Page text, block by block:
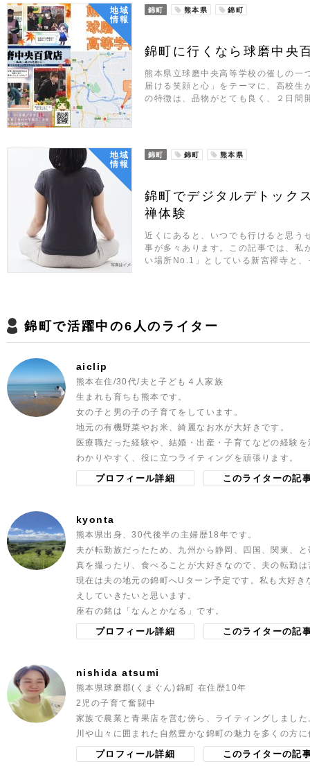
地域
情報
錦町 熊本県 錦町
錦町に行くなら球磨中央
熊本県立球磨中央高等学校の催しの一
届ける笑顔と心」をテーマに、高校
の特徴は、品物がとても良く、２日
地域
情報
錦町 錦町 熊本県
錦町でデジタルデトック
禅体験
近くにあると、いつでも行けると思う
事が多々あります。この記事では、私
い場所No.1」としている新宮禪寺と
錦町で活躍中の6人のライター
aiclip
熊本在住/30代/夫と子ども４人家族
生まれも育ちも熊本です。
女の子と男の子の子育てをしています。
地元の有機野菜やお米、綺麗なお水が大好きです。
医療職だった経験や、結婚・出産・子育てなどの経験
わかりやすく、役に立つライティングを頑張ります。
プロフィール詳細 このライターの記
kyonta
熊本県出身、30代後半の主婦歴18年です。
夫が転勤族だったため、九州から静岡、四国、関東、
真を撮ったり、食べることが大好きなので、夫の転勤
現在は夫の地元の錦町へUターン予定です。私も大好
えしていきたいと思います。
座右の銘は「なんとかなる」です。
プロフィール詳細 このライターの記
nishida atsumi
熊本県球磨郡(くまぐん)錦町 在住歴10年
2児の子育て奮闘中
家族で農業と青果店を営む傍ら、ライティングしました
川や山々に囲まれた自然豊かな錦町の魅力を多くの方
プロフィール詳細 このライターの記